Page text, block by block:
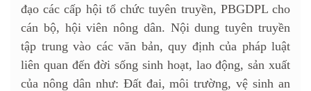
đạo các cấp hội tổ chức tuyên truyền, PBGDPL cho
cán bộ, hội viên nông dân. Nội dung tuyên truyền
tập trung vào các văn bản, quy định của pháp luật
liên quan đến đời sống sinh hoạt, lao động, sản xuất
của nông dân như: Đất đai, môi trường, vệ sinh an